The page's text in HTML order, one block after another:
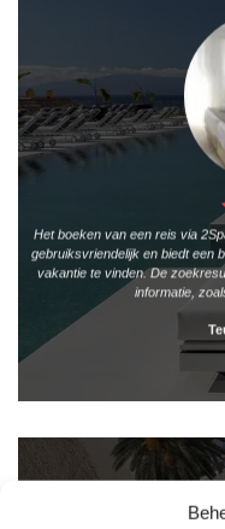
Het boeken van een reis via
gebruiksvriendelijk en biedt een
vakantie te vinden. De
informatie,